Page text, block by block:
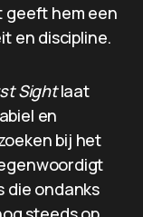
geeft hem een
en discipline.
Sightlaat
en
bij het
die ondanks